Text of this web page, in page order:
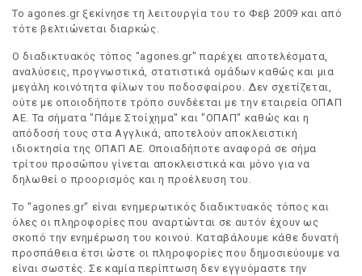
Το agones.gr ξεκίνησε τη λειτουργία του το Φεβ 2009 και από
τότε βελτιώνεται διαρκώς.
Ο διαδικτυακός τόπος "agones.gr" παρέχει αποτελέσματα,
αναλύσεις, προγνωστικά, στατιστικά ομάδων καθώς και μια
μεγάλη κοινότητα φίλων του ποδοσφαίρου. Δεν σχετίζεται,
ούτε με οποιοδήποτε τρόπο συνδέεται με την εταιρεία ΟΠΑΠ
ΑΕ. Τα σήματα "Πάμε Στοίχημα" και "ΟΠΑΠ" καθώς και η
απόδοσή τους στα Αγγλικά, αποτελούν αποκλειστική
ιδιοκτησία της ΟΠΑΠ ΑΕ. Οποιαδήποτε αναφορά σε σήμα
τρίτου προσώπου γίνεται αποκλειστικά και μόνο για να
δηλωθεί ο προορισμός και η προέλευση του.
Το "agones.gr" είναι ενημερωτικός διαδικτυακός τόπος και
όλες οι πληροφορίες που αναρτώνται σε αυτόν έχουν ως
σκοπό την ενημέρωση του κοινού. Καταβάλουμε κάθε δυνατή
προσπάθεια έτσι ώστε οι πληροφορίες που δημοσιεύουμε να
είναι σωστές. Σε καμία περίπτωση δεν εγγυόμαστε την